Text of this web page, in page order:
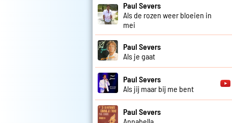
Paul Severs
Als de rozen weer bloeien in
mei
Paul Severs
Als je gaat
Paul Severs
Als jij maar bij me bent
Paul Severs